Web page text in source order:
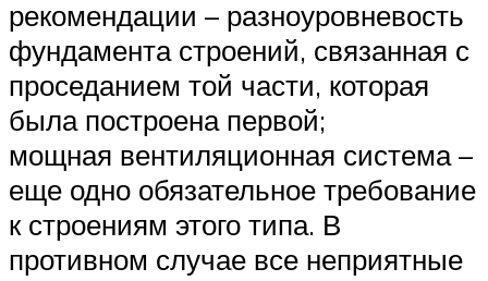
рекомендации – разноуровневость
фундамента строений, связанная с
проседанием той части, которая
была построена первой;
мощная вентиляционная система –
еще одно обязательное требование
к строениям этого типа. В
противном случае все неприятные